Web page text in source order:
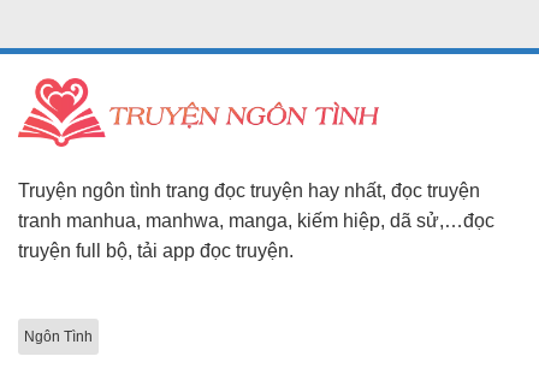
Truyện ngôn tình trang đọc truyện hay nhất, đọc truyện
tranh manhua, manhwa, manga, kiếm hiệp, dã sử,…đọc
truyện full bộ, tải app đọc truyện.
Ngôn Tình